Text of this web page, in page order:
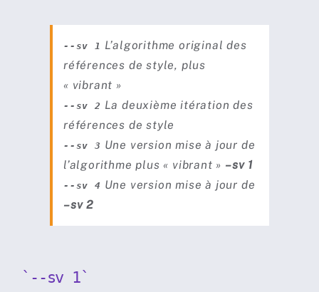
--sv 1 L’algorithme original des
références de style, plus
« vibrant »
--sv 2 La deuxième itération des
références de style
--sv 3 Une version mise à jour de
l’algorithme plus « vibrant » –sv 1
--sv 4 Une version mise à jour de
–sv 2
`--sv 1`